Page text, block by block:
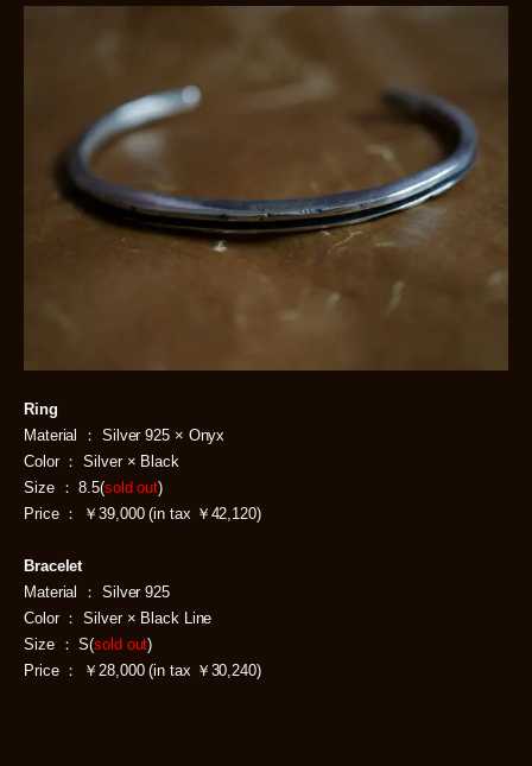
Ring
Material ： Silver 925 × Onyx
Color ： Silver × Black
Size ： 8.5(sold out)
Price ： ￥39,000 (in tax ￥42,120)
Bracelet
Material ： Silver 925
Color ： Silver × Black Line
Size ： S(sold out)
Price ： ￥28,000 (in tax ￥30,240)